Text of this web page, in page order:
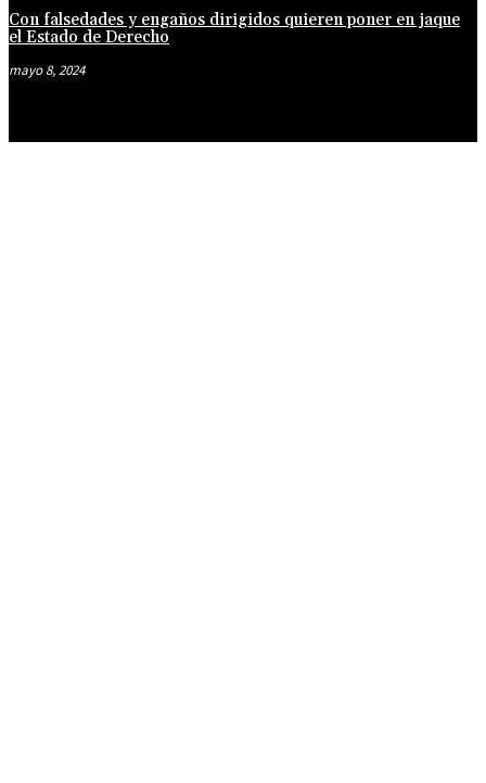
Con falsedades y engaños dirigidos quieren poner en jaque
el Estado de Derecho
mayo 8, 2024